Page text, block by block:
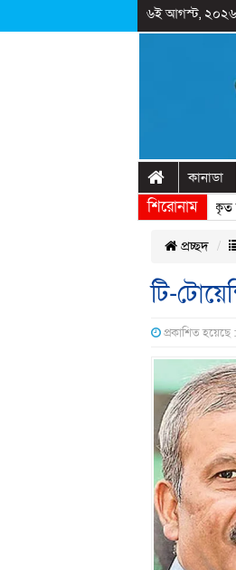
৬ই আগস্ট, ২০২৬
কানাডা
শিরোনাম
অনুষ্ঠানের প্রামাণ্যচিত্রে ইতিহাস বিকৃত
প্রচ্ছদ
টি-
প্রকাশিত